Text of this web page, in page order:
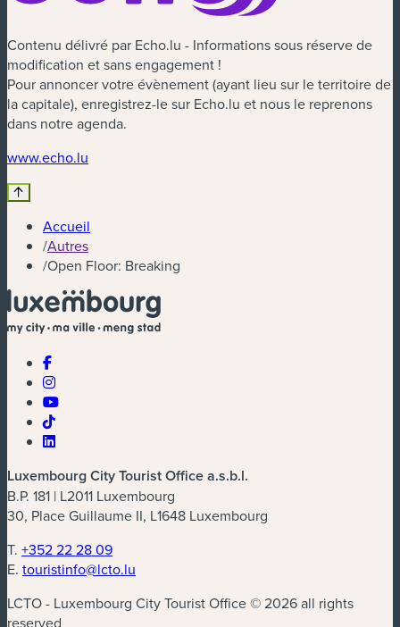
Contenu délivré par Echo.lu - Informations sous réserve de
modification et sans engagement !
Pour annoncer votre évènement (ayant lieu sur le territoire de
la capitale), enregistrez-le sur Echo.lu et nous le reprenons
dans notre agenda.
www.echo.lu
Accueil
/Autres
/Open Floor: Breaking
Luxembourg City Tourist Office a.s.b.l.
B.P. 181 | L2011 Luxembourg
30, Place Guillaume II, L1648 Luxembourg
T. +352 22 28 09
E. touristinfo@lcto.lu
LCTO - Luxembourg City Tourist Office © 2026 all rights
reserved